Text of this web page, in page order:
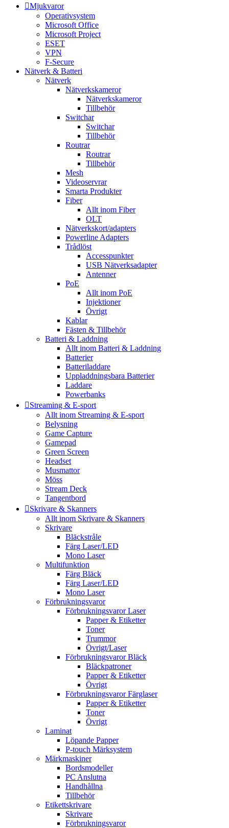
Mjukvaror
Operativsystem
Microsoft Office
Microsoft Project
ESET
VPN
F-Secure
Nätverk & Batteri
Nätverk
Nätverkskameror
Nätverkskameror
Tillbehör
Switchar
Switchar
Tillbehör
Routrar
Routrar
Tillbehör
Mesh
Videoservrar
Smarta Produkter
Fiber
Allt inom Fiber
OLT
Nätverkskort/adapters
Powerline Adapters
Trådlöst
Accesspunkter
USB Nätverksadapter
Antenner
PoE
Allt inom PoE
Injektioner
Övrigt
Kablar
Fästen & Tillbehör
Batteri & Laddning
Allt inom Batteri & Laddning
Batterier
Batteriladdare
Uppladdningsbara Batterier
Laddare
Powerbanks
Streaming & E-sport
Allt inom Streaming & E-sport
Belysning
Game Capture
Gamepad
Green Screen
Headset
Musmattor
Möss
Stream Deck
Tangentbord
Skrivare & Skanners
Allt inom Skrivare & Skanners
Skrivare
Bläckstråle
Färg Laser/LED
Mono Laser
Multifunktion
Färg Bläck
Färg Laser/LED
Mono Laser
Förbrukningsvaror
Förbrukningsvaror Laser
Papper & Etiketter
Toner
Trummor
Övrigt/Laser
Förbrukningsvaror Bläck
Bläckpatroner
Papper & Etiketter
Övrigt
Förbrukningsvaror Färglaser
Papper & Etiketter
Toner
Övrigt
Laminat
Löpande Papper
P-touch Märksystem
Märkmaskiner
Bordsmodeller
PC Anslutna
Handhållna
Tillbehör
Etikettskrivare
Skrivare
Förbrukningsvaror